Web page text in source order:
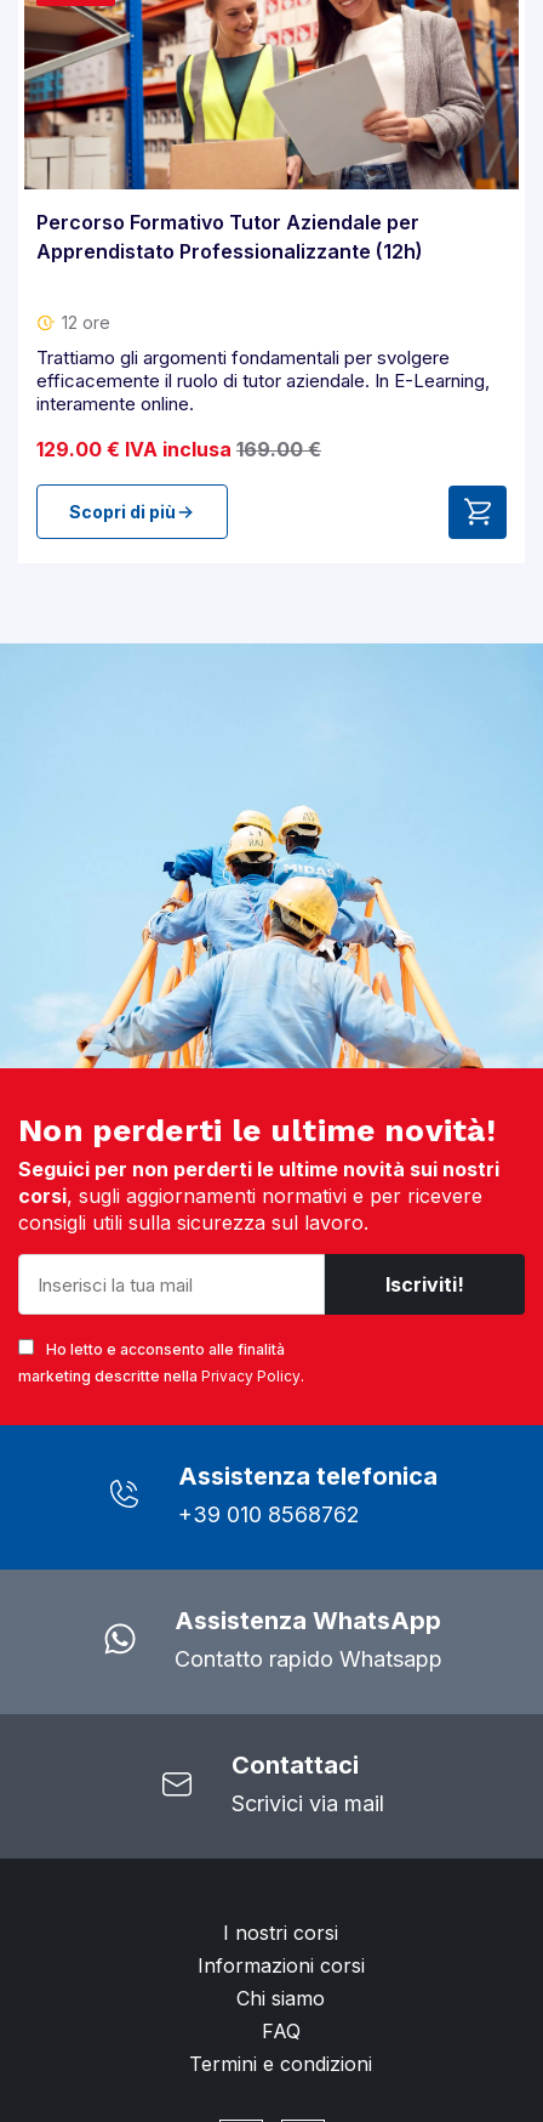
Percorso Formativo Tutor Aziendale per
Apprendistato Professionalizzante (12h)
12 ore
Trattiamo gli argomenti fondamentali per svolgere
efficacemente il ruolo di tutor aziendale. In E-Learning,
interamente online.
129.00 € IVA inclusa 169.00 €
Scopri di più
Non perderti le ultime novità!
Seguici per non perderti le ultime novità sui nostri
corsi, sugli aggiornamenti normativi e per ricevere
consigli utili sulla sicurezza sul lavoro.
Ho letto e acconsento alle finalità
marketing descritte nella Privacy Policy.
Assistenza telefonica
+39 010 8568762
Assistenza WhatsApp
Contatto rapido Whatsapp
Contattaci
Scrivici via mail
I nostri corsi
Informazioni corsi
Chi siamo
FAQ
Termini e condizioni